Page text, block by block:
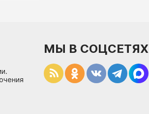
МЫ В СОЦСЕТЯХ